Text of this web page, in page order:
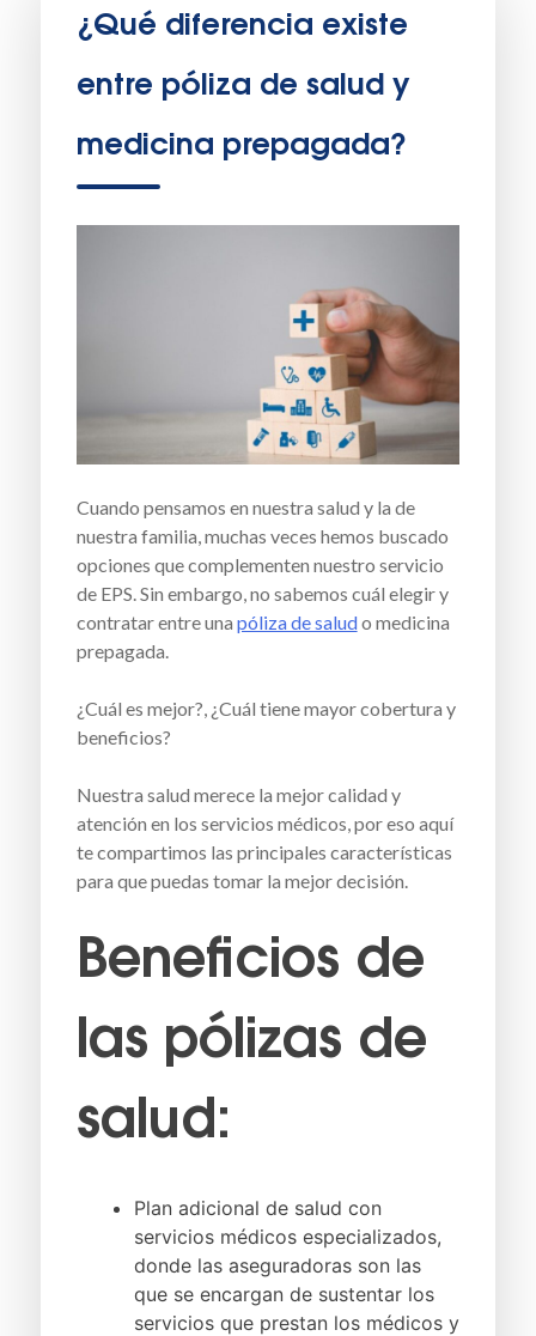
¿Qué diferencia existe
entre póliza de salud y
medicina prepagada?
Cuando pensamos en nuestra salud y la de
nuestra familia, muchas veces hemos buscado
opciones que complementen nuestro servicio
de EPS. Sin embargo, no sabemos cuál elegir y
contratar entre una póliza de saludo medicina
prepagada.
¿Cuál es mejor?, ¿Cuál tiene mayor cobertura y
beneficios?
Nuestra salud merece la mejor calidad y
atención en los servicios médicos, por eso aquí
te compartimos las principales características
para que puedas tomar la mejor decisión.
Beneficios de
las pólizas de
salud:
Plan adicional de salud con
servicios médicos especializados,
donde las aseguradoras son las
que se encargan de sustentar los
servicios que prestan los médicos y